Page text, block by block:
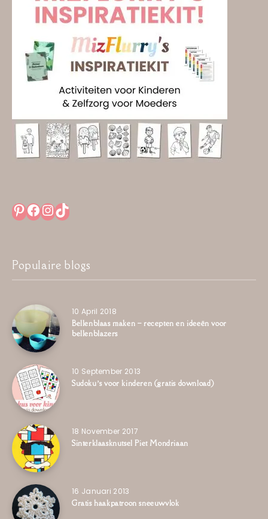
Pinterest
Facebook
Instagram
TikTok
Populaire blogs
10 April 2018
Bellenblaas maken – recepten en ideeën voor
bellenblazers
10 September 2013
Sudoku’s voor kinderen (gratis download)
18 November 2017
Sinterklaasknutsel Piet Mondriaan
16 Januari 2013
Gratis haakpatroon sneeuwvlok